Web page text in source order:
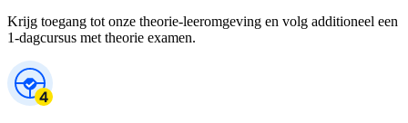
Krijg toegang tot onze theorie-leeromgeving en volg additioneel een
1-dagcursus met theorie examen.